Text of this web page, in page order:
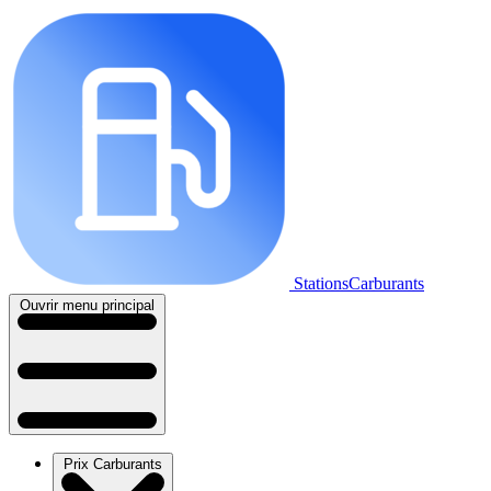
StationsCarburants
Ouvrir menu principal
Prix Carburants